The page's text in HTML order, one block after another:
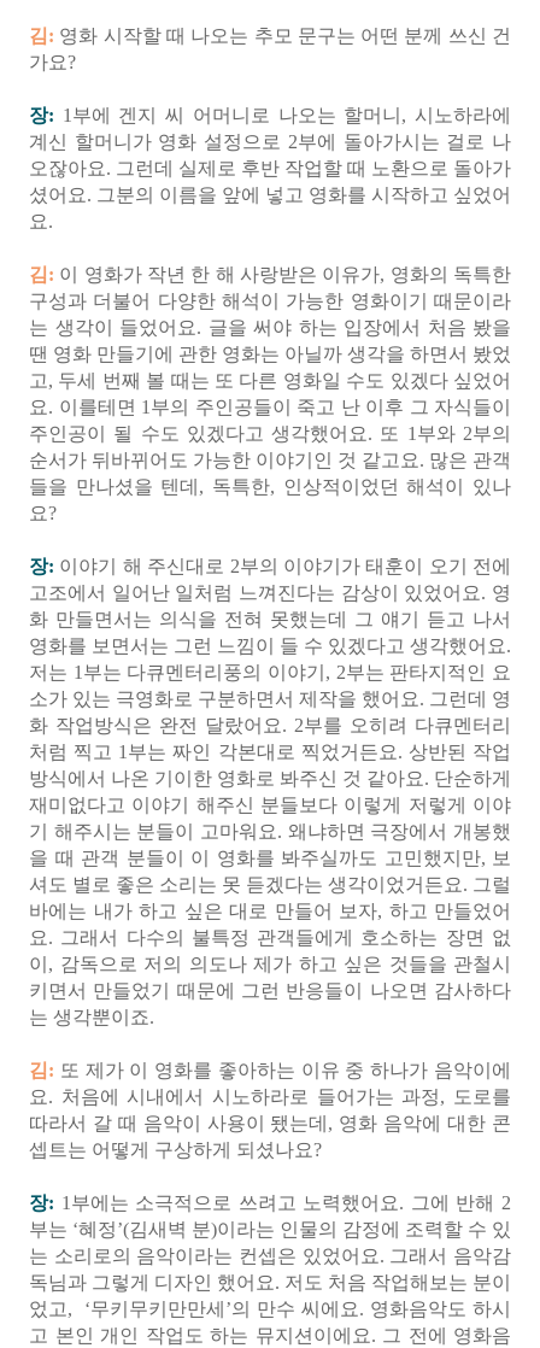
김: 영화 시작할 때 나오는 추모 문구는 어떤 분께 쓰신 건
가요?
장: 1부에 겐지 씨 어머니로 나오는 할머니, 시노하라에
계신 할머니가 영화 설정으로 2부에 돌아가시는 걸로 나
오잖아요. 그런데 실제로 후반 작업할 때 노환으로 돌아가
셨어요. 그분의 이름을 앞에 넣고 영화를 시작하고 싶었어
요.
김: 이 영화가 작년 한 해 사랑받은 이유가, 영화의 독특한
구성과 더불어 다양한 해석이 가능한 영화이기 때문이라
는 생각이 들었어요. 글을 써야 하는 입장에서 처음 봤을
땐 영화 만들기에 관한 영화는 아닐까 생각을 하면서 봤었
고, 두세 번째 볼 때는 또 다른 영화일 수도 있겠다 싶었어
요. 이를테면 1부의 주인공들이 죽고 난 이후 그 자식들이
주인공이 될 수도 있겠다고 생각했어요. 또 1부와 2부의
순서가 뒤바뀌어도 가능한 이야기인 것 같고요. 많은 관객
들을 만나셨을 텐데, 독특한, 인상적이었던 해석이 있나
요?
장: 이야기 해 주신대로 2부의 이야기가 태훈이 오기 전에
고조에서 일어난 일처럼 느껴진다는 감상이 있었어요. 영
화 만들면서는 의식을 전혀 못했는데 그 얘기 듣고 나서
영화를 보면서는 그런 느낌이 들 수 있겠다고 생각했어요.
저는 1부는 다큐멘터리풍의 이야기, 2부는 판타지적인 요
소가 있는 극영화로 구분하면서 제작을 했어요. 그런데 영
화 작업방식은 완전 달랐어요. 2부를 오히려 다큐멘터리
처럼 찍고 1부는 짜인 각본대로 찍었거든요. 상반된 작업
방식에서 나온 기이한 영화로 봐주신 것 같아요. 단순하게
재미없다고 이야기 해주신 분들보다 이렇게 저렇게 이야
기 해주시는 분들이 고마워요. 왜냐하면 극장에서 개봉했
을 때 관객 분들이 이 영화를 봐주실까도 고민했지만, 보
셔도 별로 좋은 소리는 못 듣겠다는 생각이었거든요. 그럴
바에는 내가 하고 싶은 대로 만들어 보자, 하고 만들었어
요. 그래서 다수의 불특정 관객들에게 호소하는 장면 없
이, 감독으로 저의 의도나 제가 하고 싶은 것들을 관철시
키면서 만들었기 때문에 그런 반응들이 나오면 감사하다
는 생각뿐이죠.
김: 또 제가 이 영화를 좋아하는 이유 중 하나가 음악이에
요. 처음에 시내에서 시노하라로 들어가는 과정, 도로를
따라서 갈 때 음악이 사용이 됐는데, 영화 음악에 대한 콘
셉트는 어떻게 구상하게 되셨나요?
장: 1부에는 소극적으로 쓰려고 노력했어요. 그에 반해 2
부는 ‘혜정’(김새벽 분)이라는 인물의 감정에 조력할 수 있
는 소리로의 음악이라는 컨셉은 있었어요. 그래서 음악감
독님과 그렇게 디자인 했어요. 저도 처음 작업해보는 분이
었고, ‘무키무키만만세’의 만수 씨에요. 영화음악도 하시
고 본인 개인 작업도 하는 뮤지션이에요. 그 전에 영화음